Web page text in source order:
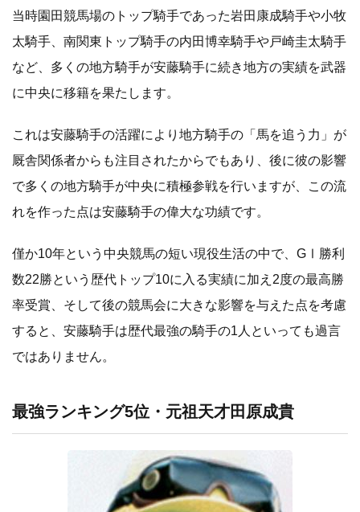
当時園田競馬場のトップ騎手であった岩田康成騎手や小牧
太騎手、南関東トップ騎手の内田博幸騎手や戸崎圭太騎手
など、多くの地方騎手が安藤騎手に続き地方の実績を武器
に中央に移籍を果たします。
これは安藤騎手の活躍により地方騎手の「馬を追う力」が
厩舎関係者からも注目されたからでもあり、後に彼の影響
で多くの地方騎手が中央に積極参戦を行いますが、この流
れを作った点は安藤騎手の偉大な功績です。
僅か10年という中央競馬の短い現役生活の中で、GⅠ勝利
数22勝という歴代トップ10に入る実績に加え2度の最高勝
率受賞、そして後の競馬会に大きな影響を与えた点を考慮
すると、安藤騎手は歴代最強の騎手の1人といっても過言
ではありません。
最強ランキング5位・元祖天才田原成貴